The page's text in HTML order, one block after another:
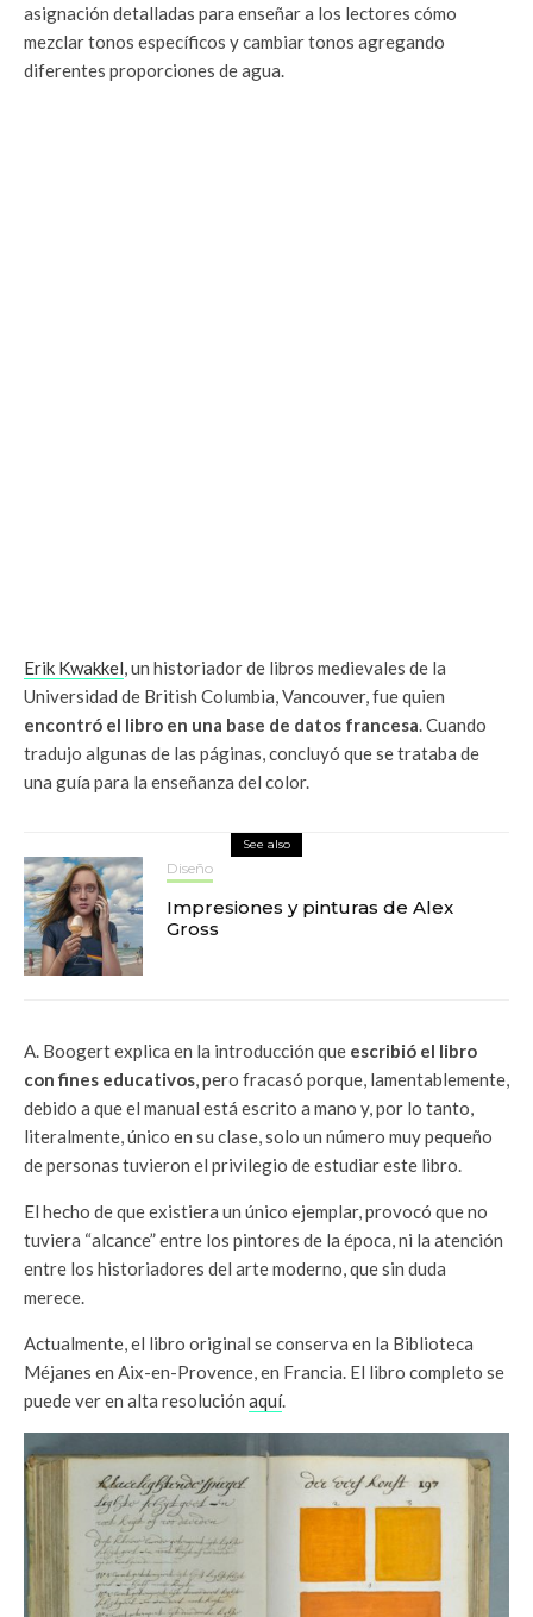
asignación detalladas para enseñar a los lectores cómo
mezclar tonos específicos y cambiar tonos agregando
diferentes proporciones de agua.
Erik Kwakkel , un historiador de libros medievales de la
Universidad de British Columbia, Vancouver, fue quien
encontró el libro en una base de datos francesa . Cuando
tradujo algunas de las páginas, concluyó que se trataba de
una guía para la enseñanza del color.
See also
Diseño
Impresiones y pinturas de Alex
Gross
A. Boogert explica en la introducción que escribió el libro
con fines educativos , pero fracasó porque, lamentablemente,
debido a que el manual está escrito a mano y, por lo tanto,
literalmente, único en su clase, solo un número muy pequeño
de personas tuvieron el privilegio de estudiar este libro.
El hecho de que existiera un único ejemplar, provocó que no
tuviera “alcance” entre los pintores de la época, ni la atención
entre los historiadores del arte moderno, que sin duda
merece.
Actualmente, el libro original se conserva en la Biblioteca
Méjanes en Aix-en-Provence, en Francia. El libro completo se
puede ver en alta resolución aquí.